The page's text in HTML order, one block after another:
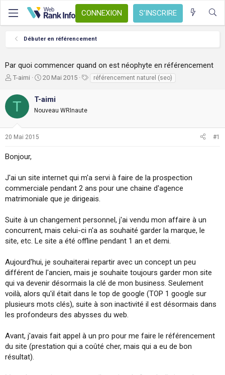
CONNEXION S'INSCRIRE
Débuter en référencement
Par quoi commencer quand on est néophyte en référencement
A
t
e
e
a
i
s
u
s
i
o
T-aimi
D
e
d
20 Mai 2015 référencement naturel (seo)
T T-aimi
Nouveau WRInaute
20 Mai 2015 #1
Bonjour,
J'ai un site internet qui m'a servi à faire de la prospection
commerciale pendant 2 ans pour une chaine d'agence
matrimoniale que je dirigeais.
Suite à un changement personnel, j'ai vendu mon affaire à un
concurrent, mais celui-ci n'a as souhaité garder la marque, le
site, etc. Le site a été offline pendant 1 an et demi.
Aujourd'hui, je souhaiterai repartir avec un concept un peu
différent de l'ancien, mais je souhaite toujours garder mon site
qui va devenir désormais la clé de mon business. Seulement
voilà, alors qu'il était dans le top de google (TOP 1 google sur
plusieurs mots clés), suite à son inactivité il est désormais dans
les profondeurs des abysses du web.
Avant, j'avais fait appel à un pro pour me faire le référencement
du site (prestation qui a coûté cher, mais qui a eu de bon
résultat).